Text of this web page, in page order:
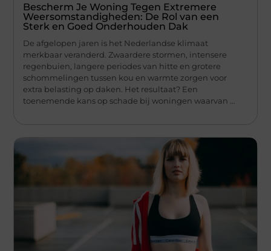
Bescherm Je Woning Tegen Extremere
Weersomstandigheden: De Rol van een
Sterk en Goed Onderhouden Dak
De afgelopen jaren is het Nederlandse klimaat
merkbaar veranderd. Zwaardere stormen, intensere
regenbuien, langere periodes van hitte en grotere
schommelingen tussen kou en warmte zorgen voor
extra belasting op daken. Het resultaat? Een
toenemende kans op schade bij woningen waarvan ...